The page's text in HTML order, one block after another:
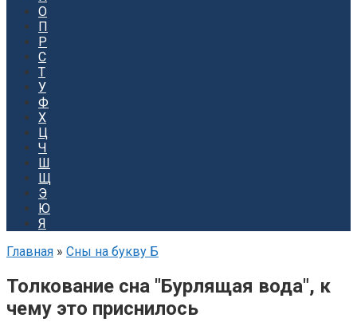
О
П
Р
С
Т
У
Ф
Х
Ц
Ч
Ш
Щ
Э
Ю
Я
Главная » Сны на букву Б
Толкование сна "Бурлящая вода", к
чему это приснилось